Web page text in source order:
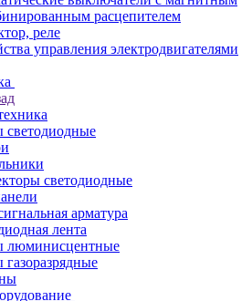
расцепителем
реле
управления электродвигателями
светодиодные
арматура
лента
люминисцентные